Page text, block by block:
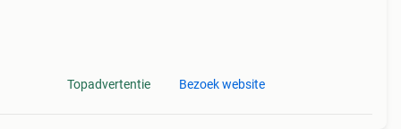
Topadvertentie Bezoek website